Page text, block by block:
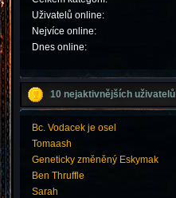
Uživatelů online:
Nejvíce online:
Dnes online:
10 nejaktivnějších uživatelů
Bc. Vodacek je osel
Tomaash
Geneticky změněný Eskymak
Ben Thruffle
Sarah